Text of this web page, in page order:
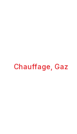
Chauffage Gaz